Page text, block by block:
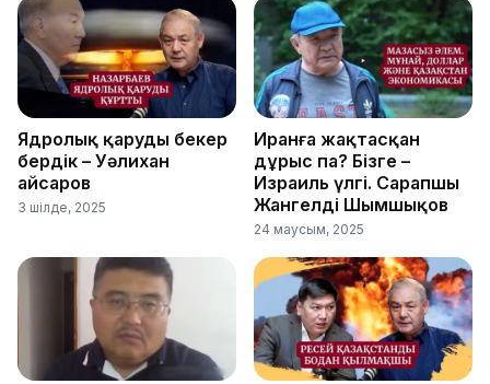
Ядролық қаруды бекер
бердік – Уәлихан
Қайсаров
3 шілде, 2025
Иранға жақтасқан
дұрыс па? Бізге –
Израиль үлгі. Сарапшы
Жангелді Шымшықов
24 маусым, 2025